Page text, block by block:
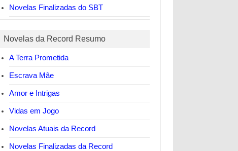
Novelas Finalizadas do SBT
Novelas da Record Resumo
A Terra Prometida
Escrava Mãe
Amor e Intrigas
Vidas em Jogo
Novelas Atuais da Record
Novelas Finalizadas da Record